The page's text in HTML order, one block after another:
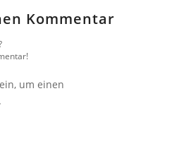
Kommentar
um einen